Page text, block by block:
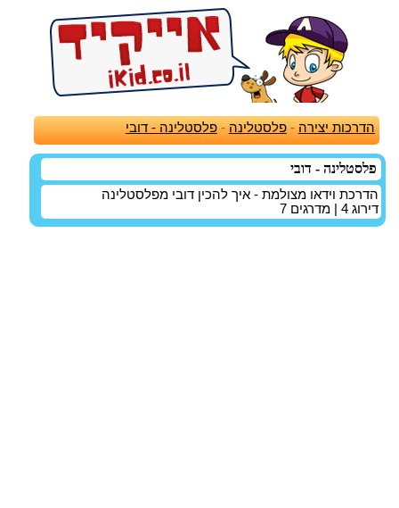
הדרכות יצירה -פלסטלינה -פלסטלינה - דובי
פלסטלינה - דובי
הדרכת וידאו מצולמת - איך להכין דובי מפלסטלינה
דירוג 4 | מדרגים 7